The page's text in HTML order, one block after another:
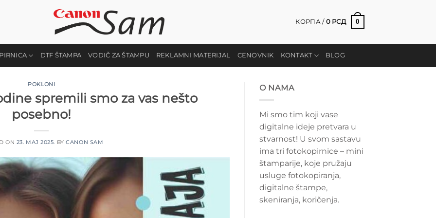
КОРПА / 0 РСД 0
DTF ŠTAMPA VODIČ ZA ŠTAMPU REKLAMNI MATERIJAL CENOVNIK KONTAKT BLOG
POKLONI
spremili smo za vas nešto
posebno!
ON 23. МАЈ 2025. BYCANON SAM
O NAMA
Mi smo tim koji vase
digitalne ideje pretvara u
stvarnost! U svom sastavu
ima tri fotokopirnice – mini
štamparije, koje pružaju
usluge fotokopiranja,
digitalne štampe,
skeniranja, koričenja.